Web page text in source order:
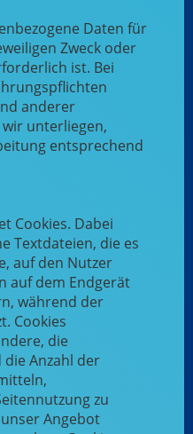
Daten für
Zweck oder
ist. Bei
anderer
unterliegen,
entsprechend
Cookies. Dabei
Textdateien, die es
auf den Nutzer
auf dem Endgerät
während der
Cookies
die
Anzahl der
zu
Angebot